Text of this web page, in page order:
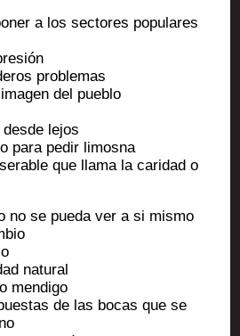
a los sec­tores popu­lares
problemas
del pueblo
lejos
para pedir limosna
que lla­ma la cari­dad o
no se pue­da ver a si mis­mo
natural
mendigo
de las bocas que se